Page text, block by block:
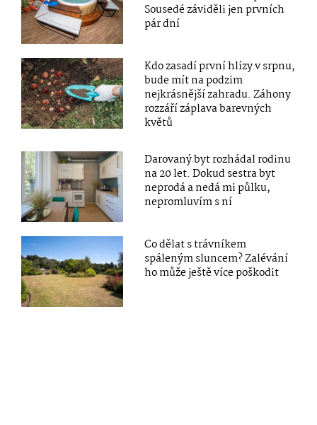
Sousedé záviděli jen prvních
pár dní
Kdo zasadí první hlízy v srpnu,
bude mít na podzim
nejkrásnější zahradu. Záhony
rozzáří záplava barevných
květů
Darovaný byt rozhádal rodinu
na 20 let. Dokud sestra byt
neprodá a nedá mi půlku,
nepromluvím s ní
Co dělat s trávníkem
spáleným sluncem? Zalévání
ho může ještě více poškodit